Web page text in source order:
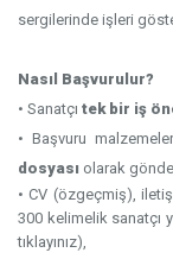
sergilerinde işleri
Nasıl Başvurulur?
• Sanatçı tek bir iş
• Başvuru
dosyası olarak
• CV (özgeçmiş),
300 kelimelik sanatçı
tıklayınız),